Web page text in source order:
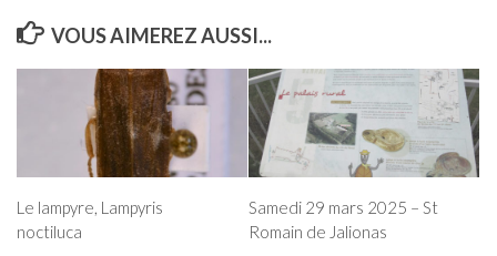
VOUS AIMEREZ AUSSI...
Le lampyre, Lampyris
noctiluca
Samedi 29 mars 2025 – St
Romain de Jalionas